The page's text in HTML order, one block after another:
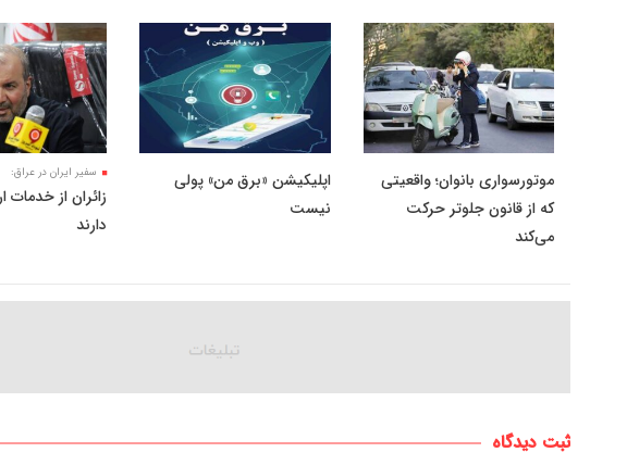
موتورسواری بانوان؛ واقعیتی
که از قانون جلوتر حرکت
می‌کند
اپلیکیشن «برق من» پولی
نیست
سفیر ایران در عراق:
زائران از
دارند
ثبت دیدگاه